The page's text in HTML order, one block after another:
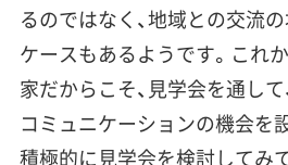
るのではなく、地域との交流
ケースもあるようです。これ
家だからこそ、見学会を通し
コミュニケーションの機会を
積極的に見学会を検討してみ